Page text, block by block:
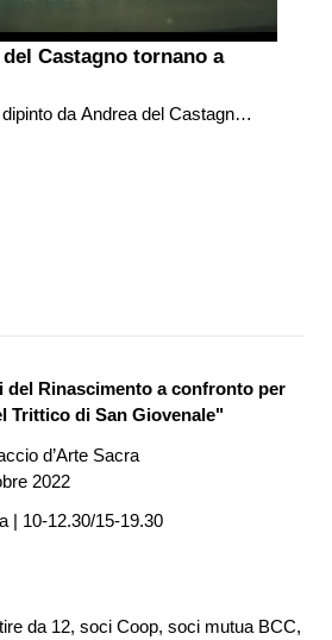
Castagno tornano a
da Andrea del Castagno
nacque e il poeta partì per
del Rinascimento a confronto per
Trittico di San Giovenale"
d’Arte Sacra
2022
| 10-12.30/15-19.30
da 12, soci Coop, soci mutua BCC,